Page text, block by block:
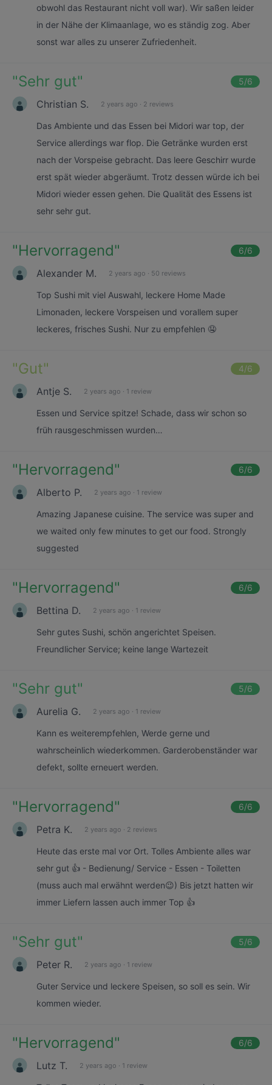
obwohl das Restaurant nicht voll war). Wir saßen leider
in der Nähe der Klimaanlage, wo es ständig zog. Aber
sonst war alles zu unserer Zufriedenheit.
"Sehr gut" 5/6
Christian S. 2 years ago · 2 reviews
Das Ambiente und das Essen bei Midori war top, der
Service allerdings war flop. Die Getränke wurden erst
nach der Vorspeise gebracht. Das leere Geschirr wurde
erst spät wieder abgeräumt. Trotz dessen würde ich bei
Midori wieder essen gehen. Die Qualität des Essens ist
sehr sehr gut.
"Hervorragend" 6/6
Alexander M. 2 years ago · 50 reviews
Top Sushi mit viel Auswahl, leckere Home Made
Limonaden, leckere Vorspeisen und vorallem super
leckeres, frisches Sushi. Nur zu empfehlen 🤤
"Gut" 4/6
Antje S. 2 years ago · 1 review
Essen und Service spitze! Schade, dass wir schon so
früh rausgeschmissen wurden…
"Hervorragend" 6/6
Alberto P. 2 years ago · 1 review
Amazing Japanese cuisine. The service was super and
we waited only few minutes to get our food. Strongly
suggested
"Hervorragend" 6/6
Bettina D. 2 years ago · 1 review
Sehr gutes Sushi, schön angerichtet Speisen.
Freundlicher Service; keine lange Wartezeit
"Sehr gut" 5/6
Aurelia G. 2 years ago · 1 review
Kann es weiterempfehlen, Werde gerne und
wahrscheinlich wiederkommen. Garderobenständer war
defekt, sollte erneuert werden.
"Hervorragend" 6/6
Petra K. 2 years ago · 2 reviews
Heute das erste mal vor Ort. Tolles Ambiente alles war
sehr gut 👍 - Bedienung/ Service - Essen - Toiletten
(muss auch mal erwähnt werden😉) Bis jetzt hatten wir
immer Liefern lassen auch immer Top 👍
"Sehr gut" 5/6
Peter R. 2 years ago · 1 review
Guter Service und leckere Speisen, so soll es sein. Wir
kommen wieder.
"Hervorragend" 6/6
Lutz T. 2 years ago · 1 review